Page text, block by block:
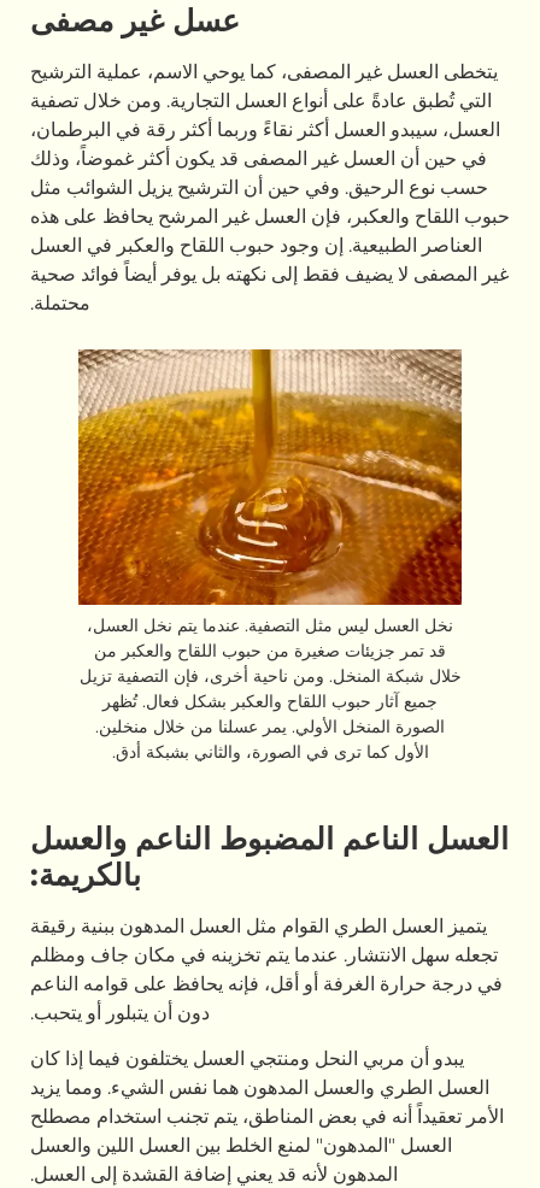
عسل غير مصفى
المصفى، كما يوحي الاسم، عملية الترشيح
على أنواع العسل التجارية. ومن خلال تصفية
أكثر نقاءً وربما أكثر رقة في البرطمان،
غير المصفى قد يكون أكثر غموضاً، وذلك
وفي حين أن الترشيح يزيل الشوائب مثل
فإن العسل غير المرشح يحافظ على هذه
إن وجود حبوب اللقاح والعكبر في العسل
فقط إلى نكهته بل يوفر أيضاً فوائد صحية
مثل التصفية. عندما يتم نخل العسل،
صغيرة من حبوب اللقاح والعكبر من
ومن ناحية أخرى، فإن التصفية تزيل
حبوب اللقاح والعكبر بشكل فعال. تُظهر
الأولي. يمر عسلنا من خلال منخلين.
ترى في الصورة، والثاني بشبكة أدق.
المضبوط الناعم والعسل
القوام مثل العسل المدهون ببنية رقيقة
عندما يتم تخزينه في مكان جاف ومظلم
أو أقل، فإنه يحافظ على قوامه الناعم
دون أن يتبلور أو يتحبب.
النحل ومنتجي العسل يختلفون فيما إذا كان
المدهون هما نفس الشيء. ومما يزيد
في بعض المناطق، يتم تجنب استخدام مصطلح
لمنع الخلط بين العسل اللين والعسل
لأنه قد يعني إضافة القشدة إلى العسل.